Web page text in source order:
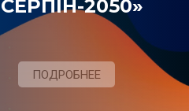
2050»
ПОДРОБНЕЕ